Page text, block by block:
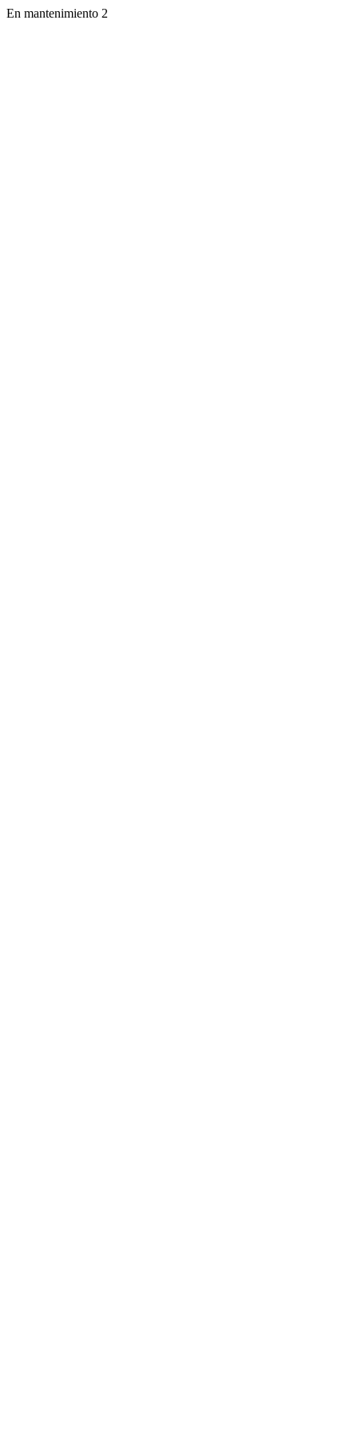
En mantenimiento 2